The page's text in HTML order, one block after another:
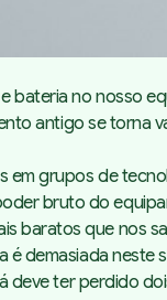
bateria no nosso
antigo se torna
em grupos de
bruto do
baratos que nos
demasiada neste
deve ter perdido